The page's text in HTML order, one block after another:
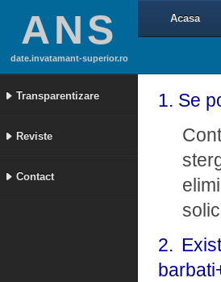
ANS
date.invatamant-superior.ro
Transparentizare
Reviste
Contact
Acasa
1. Se
2.